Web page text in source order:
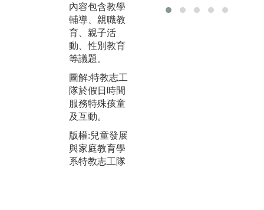
內容包含教學
輔導、親職教
育、親子活
動、性別教育
等議題。
圖解:特教志工
隊於假日時間
服務特殊孩童
及互動。
版權:兒童發展
與家庭教育學
系特教志工隊
一點一滴成為